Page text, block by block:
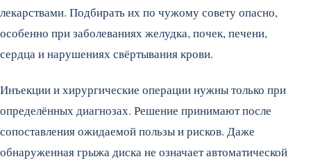
лекарствами. Подбирать их по чужому совету опасно,
особенно при заболеваниях желудка, почек, печени,
сердца и нарушениях свёртывания крови.
Инъекции и хирургические операции нужны только при
определённых диагнозах. Решение принимают после
сопоставления ожидаемой пользы и рисков. Даже
обнаруженная грыжа диска не означает автоматической